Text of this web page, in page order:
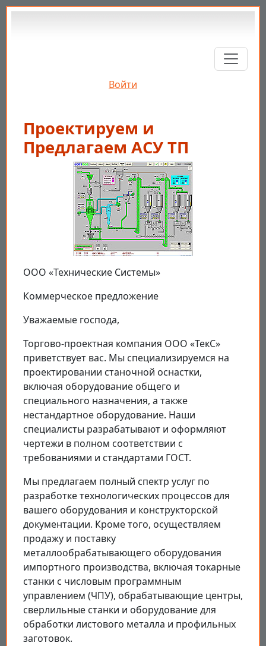
Перейти к основному содержанию
Войти
Проектируем и
Предлагаем АСУ ТП
ООО «Технические Системы»
Коммерческое предложение
Уважаемые господа,
Торгово-проектная компания ООО «ТекС»
приветствует вас. Мы специализируемся на
проектировании станочной оснастки,
включая оборудование общего и
специального назначения, а также
нестандартное оборудование. Наши
специалисты разрабатывают и оформляют
чертежи в полном соответствии с
требованиями и стандартами ГОСТ.
Мы предлагаем полный спектр услуг по
разработке технологических процессов для
вашего оборудования и конструкторской
документации. Кроме того, осуществляем
продажу и поставку
металлообрабатывающего оборудования
импортного производства, включая токарные
станки с числовым программным
управлением (ЧПУ), обрабатывающие центры,
сверлильные станки и оборудование для
обработки листового металла и профильных
заготовок.